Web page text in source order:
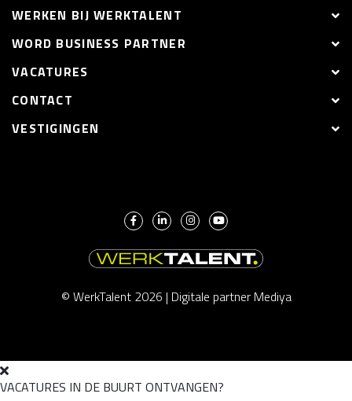
WERKEN BIJ WERKTALENT
WORD BUSINESS PARTNER
VACATURES
CONTACT
VESTIGINGEN
© WerkTalent 2026 | Digitale partner Mediya
VACATURES IN DE BUURT ONTVANGEN?